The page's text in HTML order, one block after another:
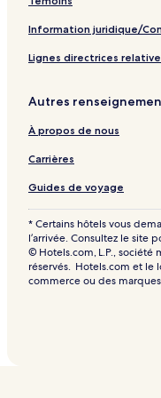
a
e
Information juridique/
Lignes directrices
Autres
À propos de nous
Carrières
Guides de voyage
* Certains hôtels vous
l’arrivée. Consultez le site
© Hotels.com, L.P., société
réservés. Hotels.com et le
commerce ou des